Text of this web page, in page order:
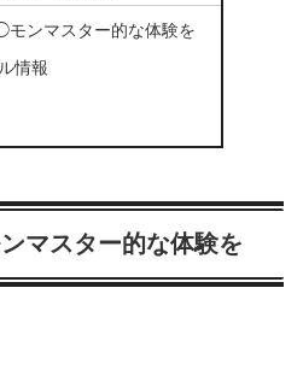
モンマスター的な体験を
情報
マスター的な体験を